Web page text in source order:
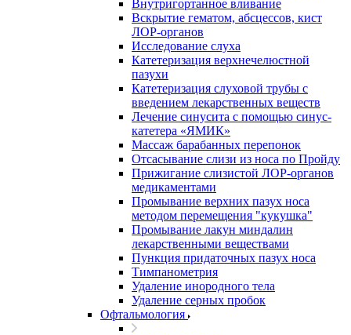
Внутригортанное вливание
Вскрытие гематом, абсцессов, кист
ЛОР-органов
Исследование слуха
Катетеризация верхнечелюстной
пазухи
Катетеризация слуховой трубы с
введением лекарственных веществ
Лечение синусита с помощью синус-
катетера «ЯМИК»
Массаж барабанных перепонок
Отсасывание слизи из носа по Пройду
Прижигание слизистой ЛОР-органов
медикаментами
Промывание верхних пазух носа
методом перемещения "кукушка"
Промывание лакун миндалин
лекарственными веществами
Пункция придаточных пазух носа
Тимпанометрия
Удаление инородного тела
Удаление серных пробок
Офтальмология